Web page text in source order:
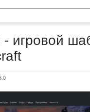
- игровой